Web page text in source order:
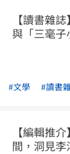
【讀書雜
與「三毫子
#文學 #讀書
【編輯推
間，洞見